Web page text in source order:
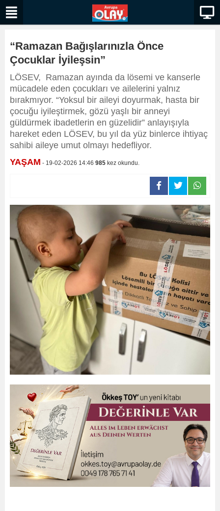
“Ramazan Bağışlarınızla Önce
Çocuklar İyileşsin”
LÖSEV, Ramazan ayında da lösemi ve kanserle
mücadele eden çocukları ve ailelerini yalnız
bırakmıyor. “Yoksul bir aileyi doyurmak, hasta bir
çocuğu iyileştirmek, gözü yaşlı bir anneyi
güldürmek ibadetlerin en güzelidir” anlayışıyla
hareket eden LÖSEV, bu yıl da yüz binlerce ihtiyaç
sahibi aileye umut olmayı hedefliyor.
YAŞAM - 19-02-2026 14:46 985 kez okundu.